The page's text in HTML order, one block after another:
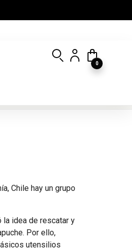
0
Chile hay un grupo
la idea de rescatar y
Por ello,
utensilios